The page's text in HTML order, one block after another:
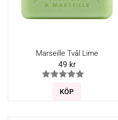
Marseille Tvål Lime
49 kr
KÖP